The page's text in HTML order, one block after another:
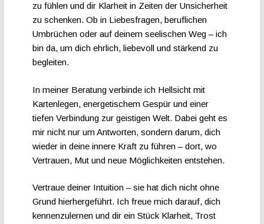
zu fühlen und dir Klarheit in Zeiten der Unsicherheit
zu schenken. Ob in Liebesfragen, beruflichen
Umbrüchen oder auf deinem seelischen Weg – ich
bin da, um dich ehrlich, liebevoll und stärkend zu
begleiten.
In meiner Beratung verbinde ich Hellsicht mit
Kartenlegen, energetischem Gespür und einer
tiefen Verbindung zur geistigen Welt. Dabei geht es
mir nicht nur um Antworten, sondern darum, dich
wieder in deine innere Kraft zu führen – dort, wo
Vertrauen, Mut und neue Möglichkeiten entstehen.
Vertraue deiner Intuition – sie hat dich nicht ohne
Grund hierhergeführt. Ich freue mich darauf, dich
kennenzulernen und dir ein Stück Klarheit, Trost